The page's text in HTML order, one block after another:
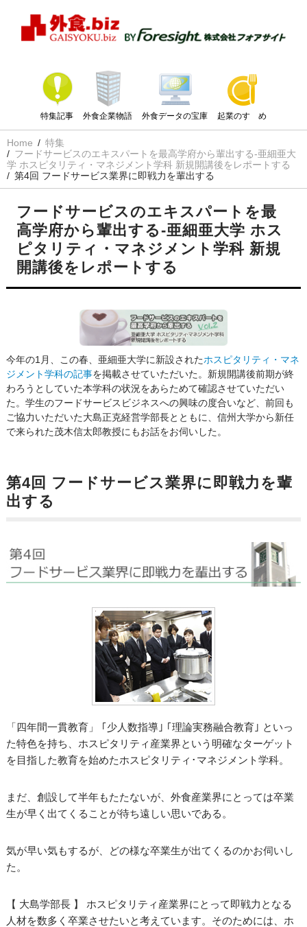
特集記事 外食企業物語 外食データの宝庫 起業のすゝめ
Home
特集
フードサービスのエキスパートを最高学府から輩出する-亜細亜大
学 ホスピタリティ・マネジメント学科 新規開講後をレポートする
第4回 フードサービス業界に即戦力を輩出する
フードサービスのエキスパートを最
高学府から輩出する-亜細亜大学 ホス
ピタリティ・マネジメント学科 新規
開講後をレポートする
今年の1月、この春、亜細亜大学に新設されたホスピタリティ・マネ
ジメント学科の記事を掲載させていただいた。新規開講後前期が終
わろうとしていた本学科の状況をあらためて確認させていただい
た。学生のフードサービスビジネスへの興味の度合いなど、前回も
ご協力いただいた大島正克経営学部長とともに、信州大学から新任
で来られた茂木信太郎教授にもお話をお伺いした。
第4回 フードサービス業界に即戦力を輩
出する
「四年間一貫教育」 ｢少人数指導｣ ｢理論実務融合教育｣ といっ
た特色を持ち、ホスピタリティ産業界という明確なターゲット
を目指した教育を始めたホスピタリティ･マネジメント学科。
まだ、創設して半年もたたないが、外食産業界にとっては卒業
生が早く出てくることが待ち遠しい思いである。
気が早い気もするが、どの様な卒業生が出てくるのかお伺いし
た。
【 大島学部長 】 ホスピタリティ産業界にとって即戦力となる
人材を数多く卒業させたいと考えています。そのためには、ホ